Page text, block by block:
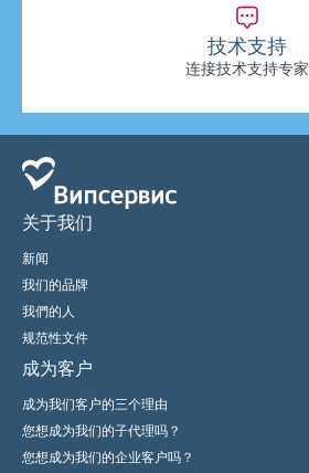
技术支持
连接技术支持专家
关于我们
新闻
我们的品牌
我們的人
规范性文件
成为客户
成为我们客户的三个理由
您想成为我们的子代理吗？
您想成为我们的企业客户吗？